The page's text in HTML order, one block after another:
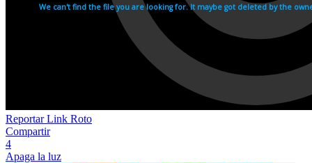
Reportar Link Roto
Compartir
4
Apaga la luz